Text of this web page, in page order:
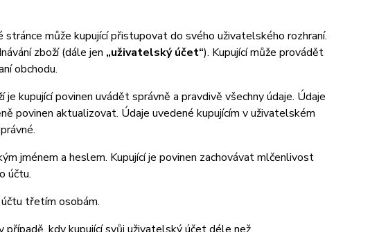
může kupující přistupovat do svého uživatelského rozhraní.
zboží (dále jen „uživatelský účet“). Kupující může provádět
obchodu.
povinen uvádět správně a pravdivě všechny údaje. Údaje
povinen aktualizovat. Údaje uvedené kupujícím v uživatelském
jménem a heslem. Kupující je povinen zachovávat mlčenlivost
účtu.
třetím osobám.